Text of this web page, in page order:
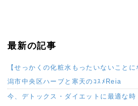
最新の記事
【せっかくの化粧水もったいないこと
潟市中央区ハーブと寒天のｺｽﾒReia
今、デトックス・ダイエットに最適な